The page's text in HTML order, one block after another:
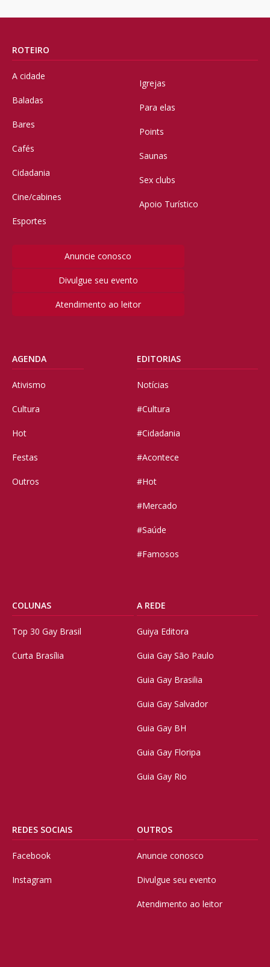
ROTEIRO
A cidade
Baladas
Bares
Cafés
Cidadania
Cine/cabines
Esportes
Igrejas
Para elas
Points
Saunas
Sex clubs
Apoio Turístico
Anuncie conosco
Divulgue seu evento
Atendimento ao leitor
AGENDA
Ativismo
Cultura
Hot
Festas
Outros
EDITORIAS
Notícias
#Cultura
#Cidadania
#Acontece
#Hot
#Mercado
#Saúde
#Famosos
COLUNAS
Top 30 Gay Brasil
Curta Brasília
A REDE
Guiya Editora
Guia Gay São Paulo
Guia Gay Brasilia
Guia Gay Salvador
Guia Gay BH
Guia Gay Floripa
Guia Gay Rio
REDES SOCIAIS
Facebook
Instagram
OUTROS
Anuncie conosco
Divulgue seu evento
Atendimento ao leitor